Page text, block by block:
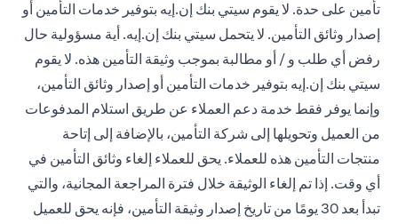
تأمين على حدة. لا يقوم سيتي بنك إن.إيه بتوفير خدمات التأمين أو
إصدار وثائق التأمين. لا يتحمل سيتي بنك إن.إيه. أية مسؤولية حال
رفض أي طلب و / أو مطالبة بموجب وثيقة التأمين هذه. لا يقوم
سيتي بنك إن.إيه بتوفير خدمات التأمين أو إصدار وثائق التأمين،
وإنما يوفر فقط خدمة دعم العملاء عن طريق استلام المدفوعات
من العميل وتحويلها إلى شركة التأمين، بالإضافة إلى إتاحة
منتجات التأمين هذه للعملاء. يحق للعملاء إلغاء وثائق التأمين في
أي وقت. إذا تم إلغاء الوثيقة خلال فترة المراجعة المجانية، والتي
تبدأ بعد 30 يومًا من تاريخ إصدار وثيقة التأمين، فإنه يحق للعميل